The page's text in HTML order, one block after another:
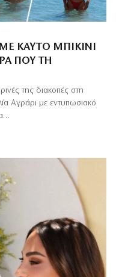
ΚΑΥΤΌ ΜΠΙΚΊΝΙ
ΠΟΥ ΤΗ
της διακοπές στη
Αγράρι με εντυπωσιακό